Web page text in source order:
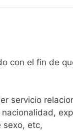
con el fin de
servicio
sexo, etc,